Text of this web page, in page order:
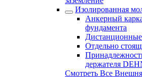
Изолированная
Анкерный
фундамента
Отдельно
держателя
Смотреть Все